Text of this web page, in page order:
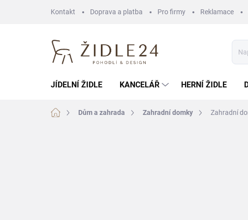
Kontakt Doprava a platba Pro firmy Reklamace
JÍDELNÍ ŽIDLE KANCELÁŘ HERNÍ ŽIDLE
Domů Dům a zahrada Zahradní domky Zahradní